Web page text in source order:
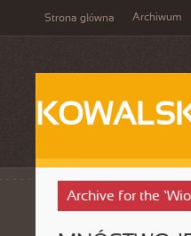
Strona główna Archiwum
Archive for the